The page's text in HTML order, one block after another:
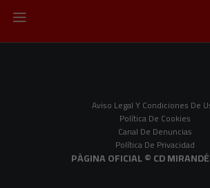
Aviso Legal Y Condiciones De
Política De Cookies
Canal De Denuncias
Política De Privacidad
PÀGINA OFICIAL © CD